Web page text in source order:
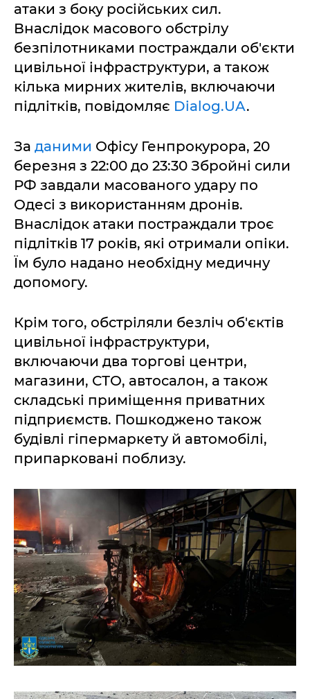
атаки з боку російських сил.
Внаслідок масового обстрілу
безпілотниками постраждали об'єкти
цивільної інфраструктури, а також
кілька мирних жителів, включаючи
підлітків, повідомляє Dialog.UA.
За даними Офісу Генпрокурора, 20
березня з 22:00 до 23:30 Збройні сили
РФ завдали масованого удару по
Одесі з використанням дронів.
Внаслідок атаки постраждали троє
підлітків 17 років, які отримали опіки.
Їм було надано необхідну медичну
допомогу.
Крім того, обстріляли безліч об'єктів
цивільної інфраструктури,
включаючи два торгові центри,
магазини, СТО, автосалон, а також
складські приміщення приватних
підприємств. Пошкоджено також
будівлі гіпермаркету й автомобілі,
припарковані поблизу.